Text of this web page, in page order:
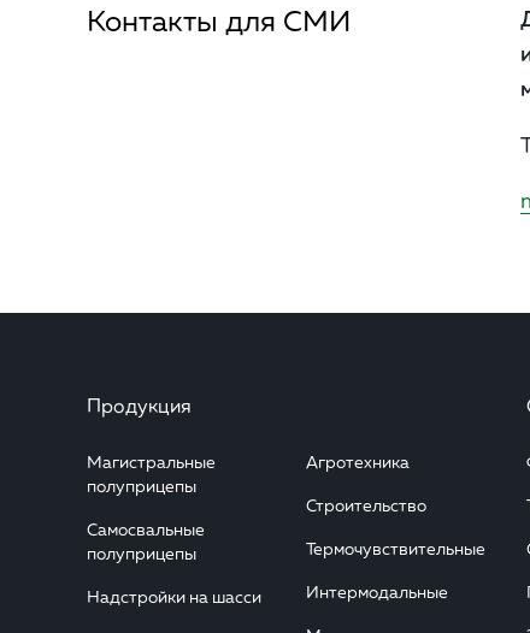
Контакты для СМИ
Продукция
Магистральные
полуприцепы
Самосвальные
полуприцепы
Надстройки на шасси
Агротехника
Строительство
Термочувствительные
Интермодальные